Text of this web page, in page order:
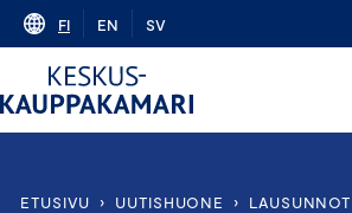
Skip
content
FI EN SV
ETUSIVU › UUTISHUONE › LAUSUNNOT